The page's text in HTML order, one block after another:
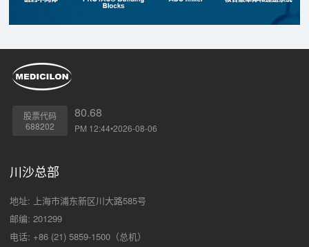
股票代码
688202
80.68
PM 12:44•2026-08-06
川沙总部
地址: 上海市浦东新区川大路585号
邮编: 201299
电话: +86 (21) 5859-1500（总机）